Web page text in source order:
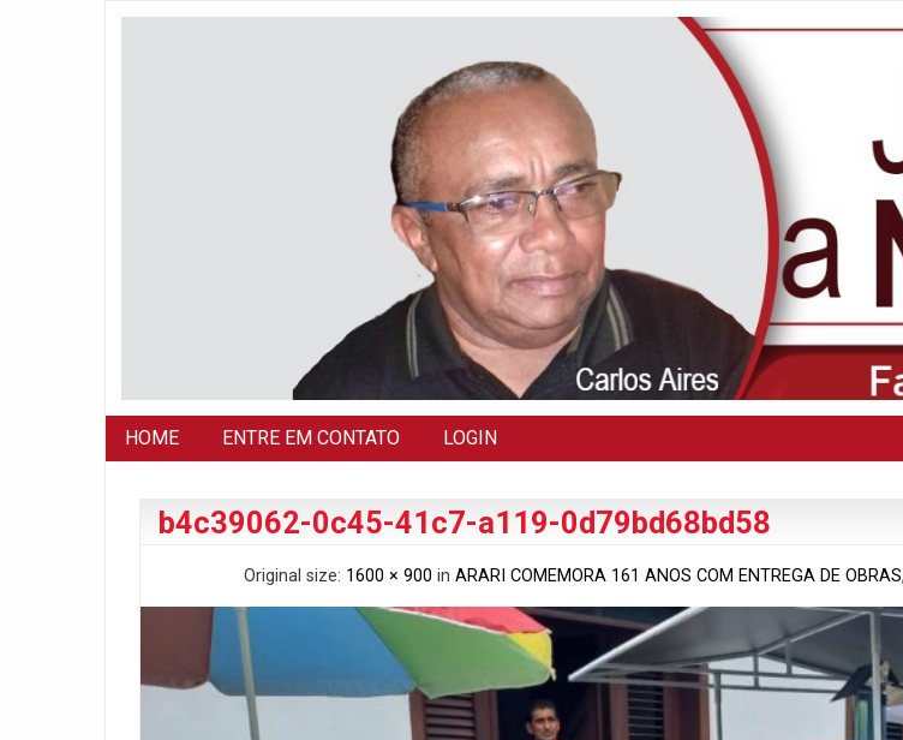
HOME ENTRE EM CONTATO LOGIN
b4c39062-0c45-41c7-a119-0d79bd68bd58
Original size: 1600 × 900 in ARARI COMEMORA 161 ANOS COM ENTREGA DE